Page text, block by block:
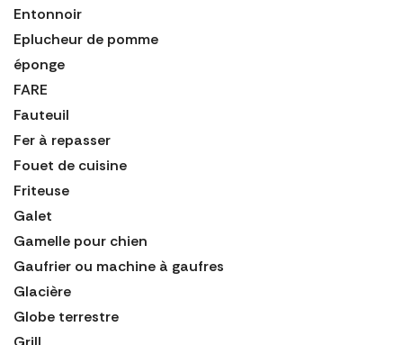
Entonnoir
Eplucheur de pomme
éponge
FARE
Fauteuil
Fer à repasser
Fouet de cuisine
Friteuse
Galet
Gamelle pour chien
Gaufrier ou machine à gaufres
Glacière
Globe terrestre